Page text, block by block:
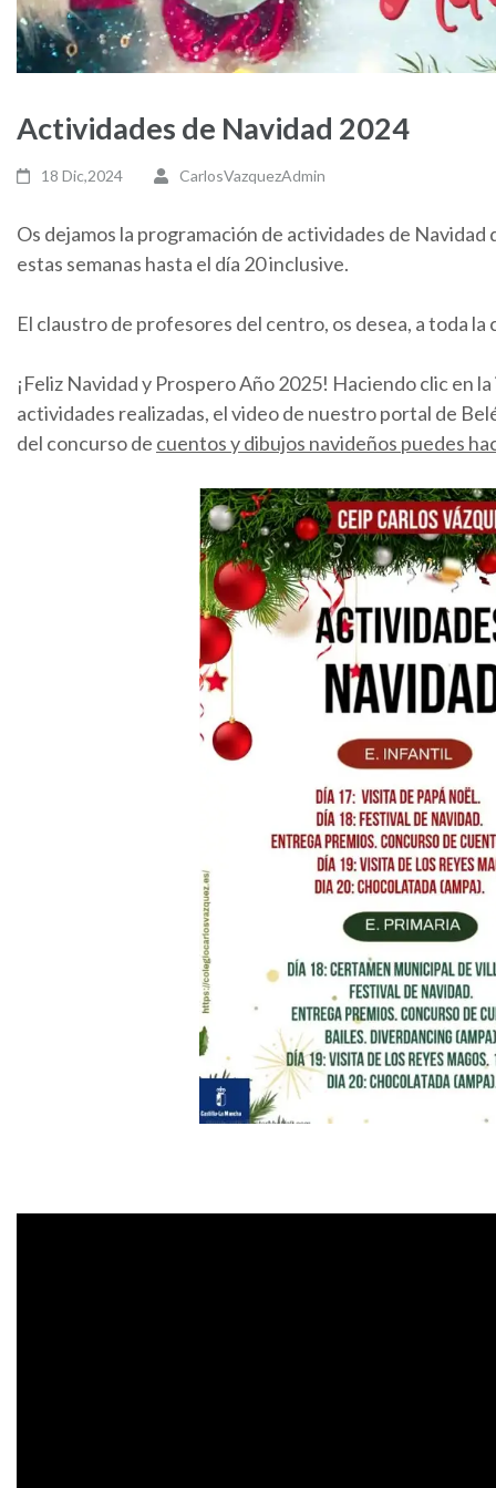
Actividades de Navidad 2024
18 Dic,2024 CarlosVazquezAdmin
Os dejamos la programación de actividades de Navidad
estas semanas hasta el día 20 inclusive.
El claustro de profesores del centro, os desea, a toda
¡Feliz Navidad y Prospero Año 2025! Haciendo clic en
actividades realizadas, el video de nuestro portal de
del concurso de cuentos y dibujos navideños puedes